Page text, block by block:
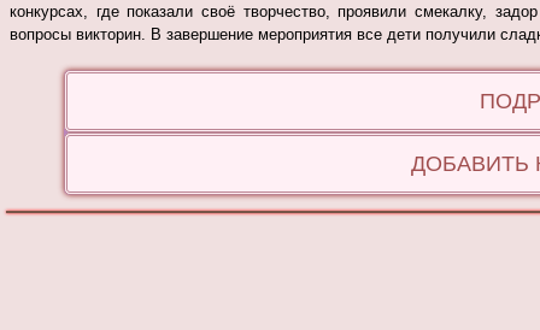
конкурсах, где показали своё творчество, проявили смекалку,
вопросы викторин. В завершение мероприятия все дети получили
ДОБАВИТЬ